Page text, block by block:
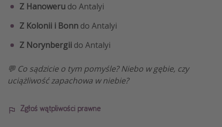
Z Hanoweru do Antalyi
Z Kolonii i Bonn do Antalyi
Z Norynbergii do Antalyi
💬 Co sądzicie o tym pomyśle? Niebo w gębie, czy
uciążliwość zapachowa w niebie?
Zgłoś wątpliwości prawne